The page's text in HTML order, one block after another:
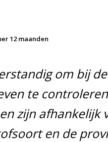
12 maanden
om bij
te
zijn afhankelijk
en de